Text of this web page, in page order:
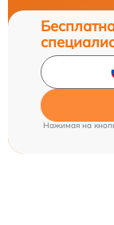
Нажимая на